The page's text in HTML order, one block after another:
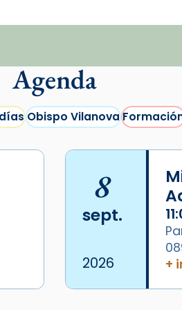
Agenda
Obispo Vilanova
8
sept.
2026
+